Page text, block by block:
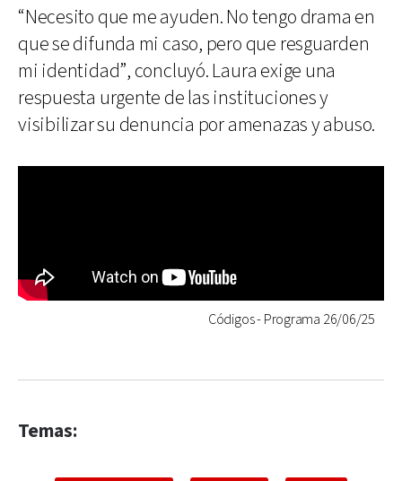
“Necesito que me ayuden. No tengo drama en
que se difunda mi caso, pero que resguarden
mi identidad”, concluyó. Laura exige una
respuesta urgente de las instituciones y
visibilizar su denuncia por amenazas y abuso.
Códigos - Programa 26/06/25
Temas: